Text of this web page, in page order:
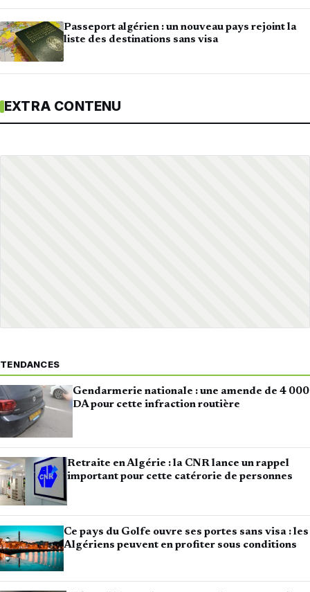
Passeport algérien : un nouveau pays rejoint la
liste des destinations sans visa
EXTRA CONTENU
TENDANCES
Gendarmerie nationale : une amende de 4 000
DA pour cette infraction routière
Retraite en Algérie : la CNR lance un rappel
important pour cette catérorie de personnes
Ce pays du Golfe ouvre ses portes sans visa : les
Algériens peuvent en profiter sous conditions